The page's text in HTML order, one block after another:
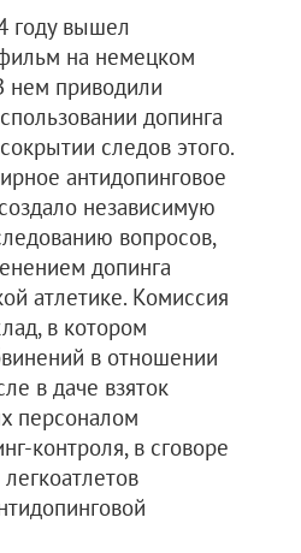
году вышел
на немецком
нем приводили
допинга
следов этого.
антидопинговое
независимую
вопросов,
допинга
атлетике. Комиссия
в котором
в отношении
в даче взяток
персоналом
контроля, в сговоре